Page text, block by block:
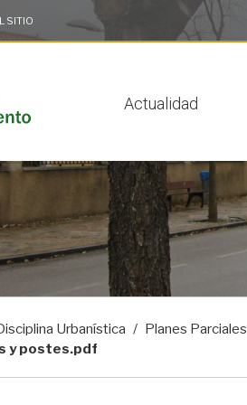
SITIO
Actualidad
Urbanística Planes Parciales
y postes.pdf